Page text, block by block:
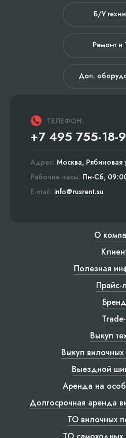
Б/У
Ремонт и
Доп.
ТЕЛЕФОН:
+7 495 755-18-
Адрес: Москва, Рябиновая
Рабочие часы: Пн-Сб,
E-mail: info@rusrent.su
О
Полезная
Прайс-
Выкуп
Выкуп вилочных
Выездной
Аренда на
Долгосрочная аренда
ТО вилочных